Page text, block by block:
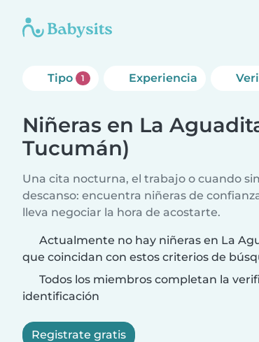
Tipo 1 Experiencia
Niñeras en La
Tucumán)
Una cita nocturna, el trabajo o cuando
descanso: encuentra niñeras de
lleva negociar la hora de acostarte.
Actualmente no hay niñeras en La
que coincidan con estos criterios de
Todos los miembros completan la
identificación
Registrate gratis